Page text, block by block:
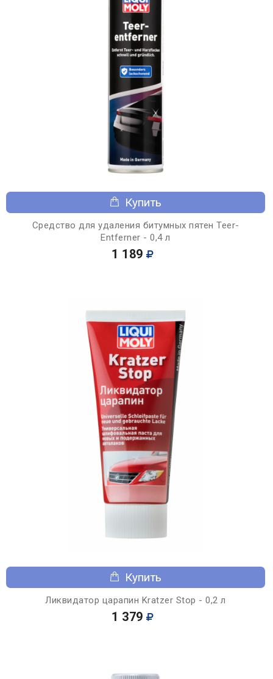
Купить
Средство для удаления битумных пятен Teer-
Entferner - 0,4 л
1 189
Купить
Ликвидатор царапин Kratzer Stop - 0,2 л
1 379